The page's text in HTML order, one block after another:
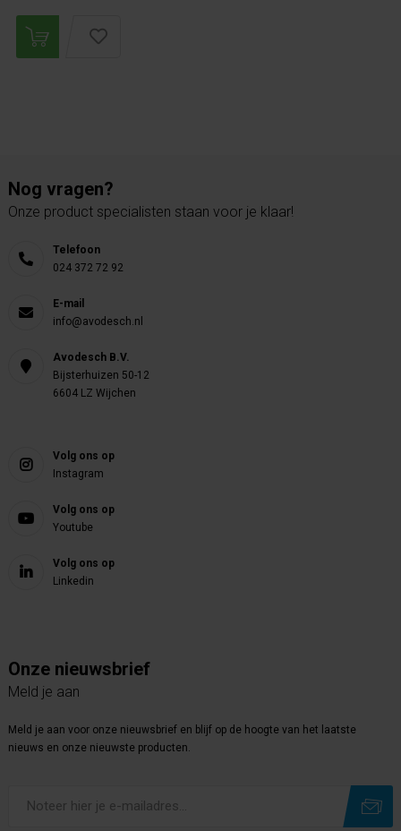
Nog vragen?
Onze product specialisten staan voor je klaar!
Telefoon
024 372 72 92
E-mail
info@avodesch.nl
Avodesch B.V.
Bijsterhuizen 50-12
6604 LZ Wijchen
Volg ons op
Instagram
Volg ons op
Youtube
Volg ons op
Linkedin
Onze nieuwsbrief
Meld je aan
Meld je aan voor onze nieuwsbrief en blijf op de hoogte van het laatste
nieuws en onze nieuwste producten.